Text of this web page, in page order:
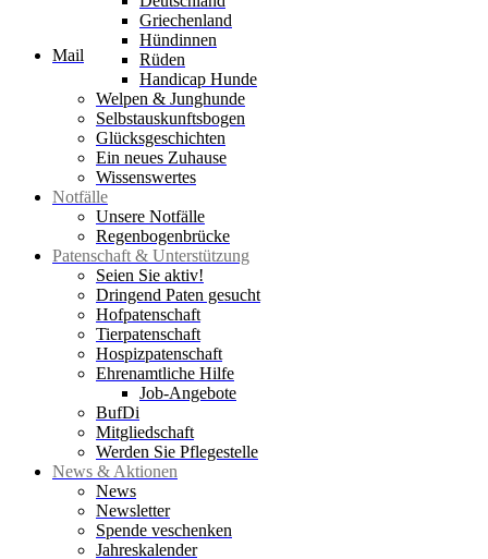
Mail
Griechenland
Hündinnen
Rüden
Handicap Hunde
Welpen & Junghunde
Selbstauskunftsbogen
Glücksgeschichten
Ein neues Zuhause
Wissenswertes
Notfälle
Unsere Notfälle
Regenbogenbrücke
Patenschaft & Unterstützung
Seien Sie aktiv!
Dringend Paten gesucht
Hofpatenschaft
Tierpatenschaft
Hospizpatenschaft
Ehrenamtliche Hilfe
Job-Angebote
BufDi
Mitgliedschaft
Werden Sie Pflegestelle
News & Aktionen
News
Newsletter
Spende veschenken
Jahreskalender